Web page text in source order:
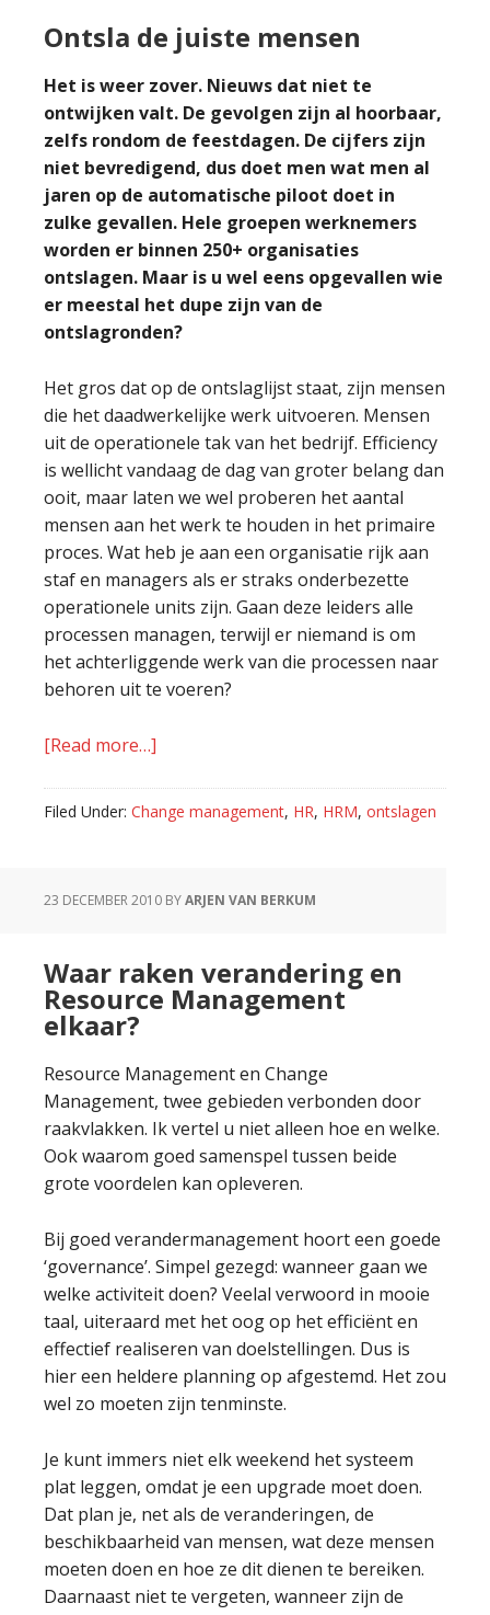
a
naked
product
Ontsla de juiste mensen
Het is weer zover. Nieuws dat niet te
ontwijken valt. De gevolgen zijn al hoorbaar,
zelfs rondom de feestdagen. De cijfers zijn
niet bevredigend, dus doet men wat men al
jaren op de automatische piloot doet in
zulke gevallen. Hele groepen werknemers
worden er binnen 250+ organisaties
ontslagen. Maar is u wel eens opgevallen wie
er meestal het dupe zijn van de
ontslagronden?
Het gros dat op de ontslaglijst staat, zijn mensen
die het daadwerkelijke werk uitvoeren. Mensen
uit de operationele tak van het bedrijf. Efficiency
is wellicht vandaag de dag van groter belang dan
ooit, maar laten we wel proberen het aantal
mensen aan het werk te houden in het primaire
proces. Wat heb je aan een organisatie rijk aan
staf en managers als er straks onderbezette
operationele units zijn. Gaan deze leiders alle
processen managen, terwijl er niemand is om
het achterliggende werk van die processen naar
behoren uit te voeren?
[Read more…]
juiste
Filed Under: Change management, HR, HRM, ontslagen
23 DECEMBER 2010 BYARJEN VAN BERKUM
Waar raken verandering en
Resource Management
elkaar?
Resource Management en Change
Management, twee gebieden verbonden door
raakvlakken. Ik vertel u niet alleen hoe en welke.
Ook waarom goed samenspel tussen beide
grote voordelen kan opleveren.
Bij goed verandermanagement hoort een goede
‘governance’. Simpel gezegd: wanneer gaan we
welke activiteit doen? Veelal verwoord in mooie
taal, uiteraard met het oog op het efficiënt en
effectief realiseren van doelstellingen. Dus is
hier een heldere planning op afgestemd. Het zou
wel zo moeten zijn tenminste.
Je kunt immers niet elk weekend het systeem
plat leggen, omdat je een upgrade moet doen.
Dat plan je, net als de veranderingen, de
beschikbaarheid van mensen, wat deze mensen
moeten doen en hoe ze dit dienen te bereiken.
Daarnaast niet te vergeten, wanneer zijn de